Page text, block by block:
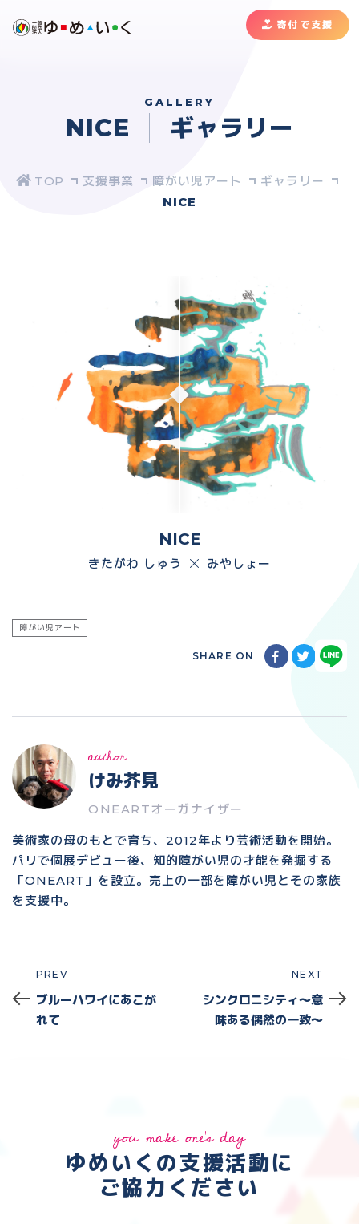
寄付で支援
GALLERY
NICE ギャラリー
支援事業 障がい児アート
ギャラリー
NICE
NICE
きたがわ しゅう みやしょー
障がい児アート
SHARE ON
author
けみ芥見
ONEARTオーガナイザー
美術家の母のもとで育ち、2012年より芸術活動を開始。
パリで個展デビュー後、知的障がい児の才能を発掘する
「ONEART」を設立。売上の一部を障がい児とその家族
を支援中。
Prev
PREV
ブルーハワイにあこが
れて
NEXT
シンクロニシティ〜意
味ある偶然の一致〜
you make one's day
ゆめいくの支援活動に
ご協力ください